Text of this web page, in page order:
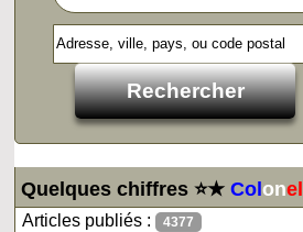
Quelques chiffres ⭐★Colonel
Articles publiés : 4377